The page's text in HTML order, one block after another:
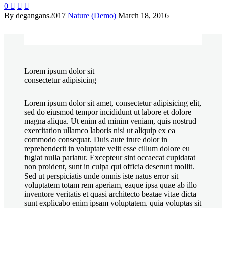
0   
By degangans2017 Nature (Demo) March 18, 2016
Lorem ipsum dolor sit
consectetur adipisicing
Lorem ipsum dolor sit amet, consectetur adipisicing elit,
sed do eiusmod tempor incididunt ut labore et dolore
magna aliqua. Ut enim ad minim veniam, quis nostrud
exercitation ullamco laboris nisi ut aliquip ex ea
commodo consequat. Duis aute irure dolor in
reprehenderit in voluptate velit esse cillum dolore eu
fugiat nulla pariatur. Excepteur sint occaecat cupidatat
non proident, sunt in culpa qui officia deserunt mollit.
Sed ut perspiciatis unde omnis iste natus error sit
voluptatem totam rem aperiam, eaque ipsa quae ab illo
inventore veritatis et quasi architecto beatae vitae dicta
sunt explicabo enim ipsam voluptatem. quia voluptas sit